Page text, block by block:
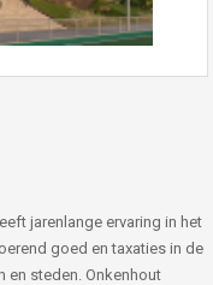
jarenlange ervaring in het
goed en taxaties in de
en steden. Onkenhout